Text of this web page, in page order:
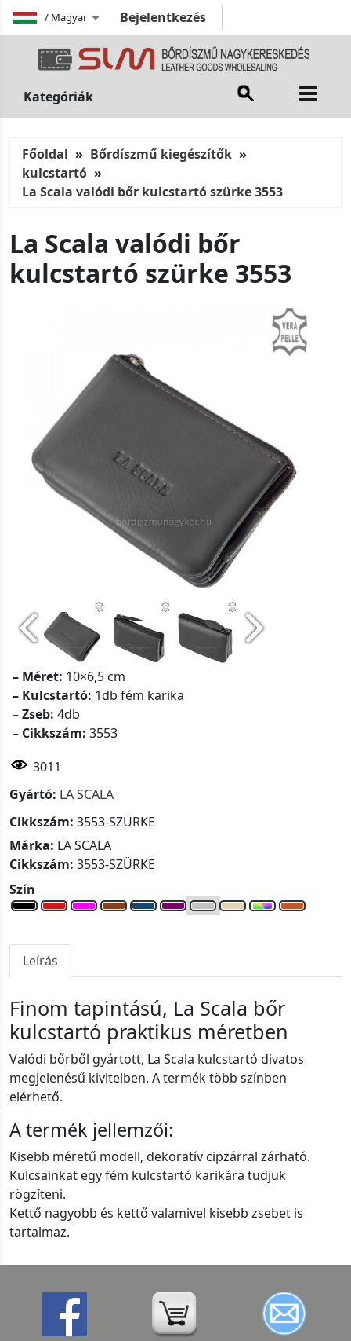
/ Magyar Bejelentkezés
Kategóriák
Főoldal
Bőrdíszmű kiegészítők
kulcstartó
La Scala valódi bőr kulcstartó szürke 3553
La Scala valódi bőr
kulcstartó szürke 3553
– Méret: 10×6,5 cm
– Kulcstartó: 1db fém karika
– Zseb: 4db
– Cikkszám: 3553
3011
Gyártó: LA SCALA
Cikkszám: 3553-SZÜRKE
Márka: LA SCALA
Cikkszám: 3553-SZÜRKE
Szín
Leírás
Finom tapintású, La Scala bőr
kulcstartó praktikus méretben
Valódi bőrből gyártott, La Scala kulcstartó divatos
megjelenésű kivitelben. A termék több színben
elérhető.
A termék jellemzői:
Kisebb méretű modell, dekoratív cipzárral zárható.
Kulcsainkat egy fém kulcstartó karikára tudjuk
rögzíteni.
Kettő nagyobb és kettő valamivel kisebb zsebet is
tartalmaz.